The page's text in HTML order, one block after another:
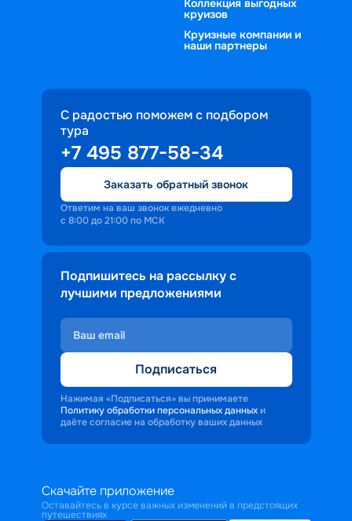
круизов
Круизные компании и
наши партнеры
С радостью поможем с подбором
тура
+7 495 877-58-34
Заказать обратный звонок
Ответим на ваш звонок ежедневно
с 8:00 до 21:00 по МСК
Подпишитесь на рассылку с
лучшими предложениями
Подписаться
Нажимая «Подписаться» вы принимаете
Политику обработки персональных данных и
даёте согласие на обработку ваших данных
Скачайте приложение
Оставайтесь в курсе важных изменений в предстоящих
путешествиях